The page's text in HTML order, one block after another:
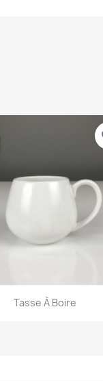
Aperçu rapide
Tasse À Boire